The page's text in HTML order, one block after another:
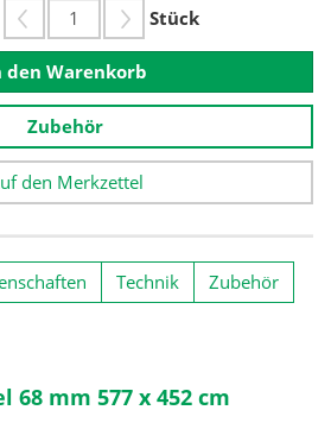
Stück
den Warenkorb
Zubehör
den Merkzettel
Technik Zubehör
68 mm 577 x 452 cm